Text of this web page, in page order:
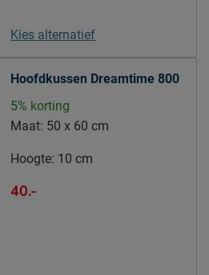
meubelmondstuk
Beddenreus B.V.
Postbus 716, 5400 AS,
Kies alternatief
Hoofdkussen Dreamtime 800
5% korting
Maat: 50 x 60 cm
Hoogte: 10 cm
40.-